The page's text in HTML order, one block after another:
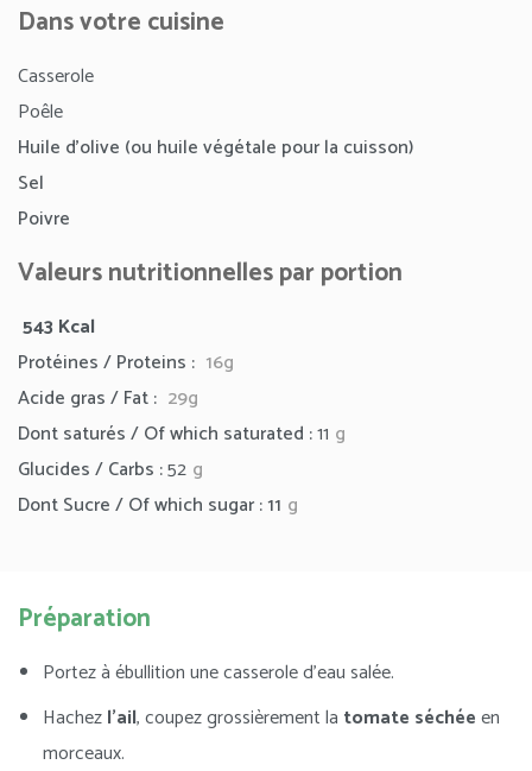
Dans votre cuisine
Casserole
Poêle
Huile d’olive (ou huile végétale pour la cuisson)
Sel
Poivre
Valeurs nutritionnelles par portion
543 Kcal
Protéines / Proteins : 16g
Acide gras / Fat : 29g
Dont saturés / Of which saturated :11 g
Glucides / Carbs :52 g
Dont Sucre / Of which sugar : 11 g
Préparation
Portez à ébullition une casserole d’eau salée.
Hachezl’ail, coupez grossièrement la tomate séchéeen
morceaux.